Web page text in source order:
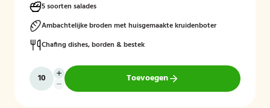
5 soorten salades
Ambachtelijke broden met huisgemaakte kruidenboter
Chafing dishes, borden & bestek
Toevoegen